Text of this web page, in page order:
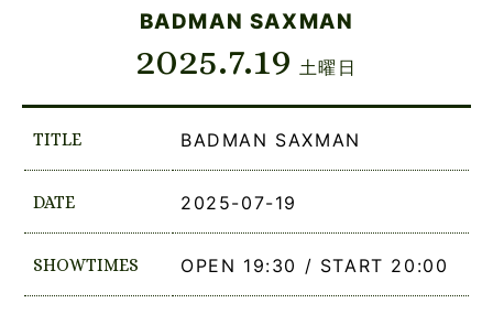
BADMAN SAXMAN
2025.7.19 土曜日
TITLE BADMAN SAXMAN
DATE 2025-07-19
SHOWTIMES OPEN 19:30 / START 20:00